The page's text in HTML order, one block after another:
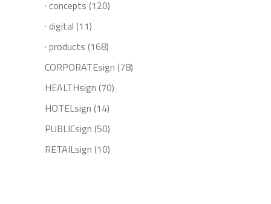
· concepts (120)
· digital (11)
· products (168)
CORPORATEsign (78)
HEALTHsign (70)
HOTELsign (14)
PUBLICsign (50)
RETAILsign (10)